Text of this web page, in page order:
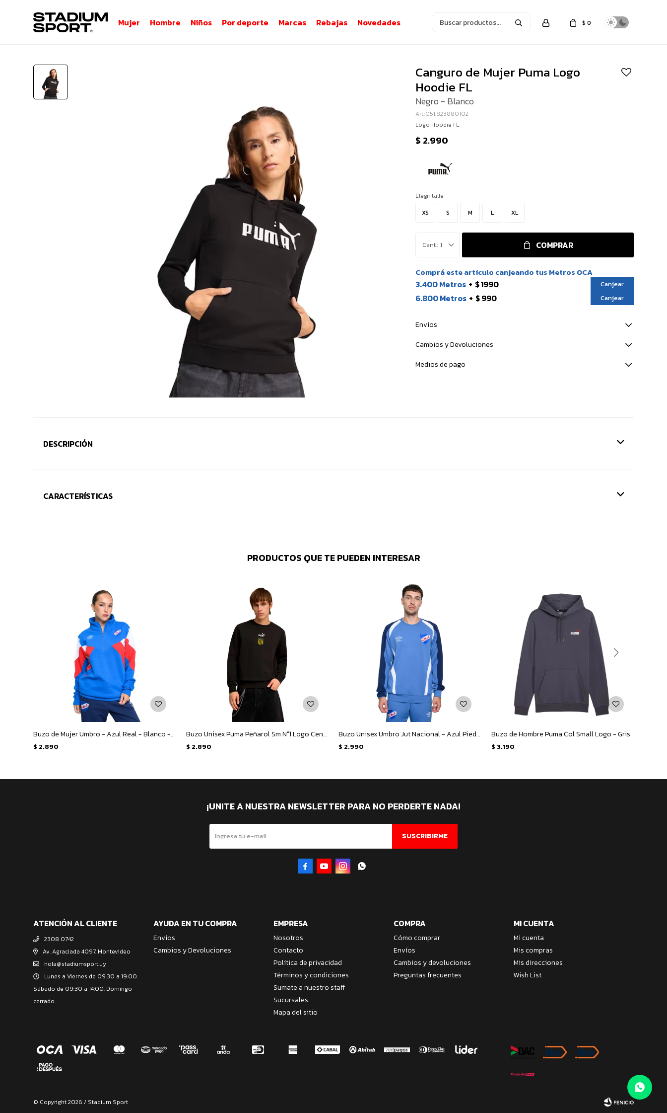
Mujer Hombre Niños Por deporte Marcas Rebajas Novedades $ 0
Canguro de Mujer Puma Logo
Hoodie FL
Negro - Blanco
051.823880102
Logo Hoodie FL
$ 2.990
Elegir talle
XS
S M L XL
1 COMPRAR
Comprá este artículo canjeando tus Metros OCA
3.400 Metros $ 1990 Canjear
6.800 Metros $ 990 Canjear
Envíos
Cambios y Devoluciones
Medios de pago
DESCRIPCIÓN
CARACTERÍSTICAS
PRODUCTOS QUE TE PUEDEN INTERESAR
Buzo de Mujer Umbro - Azul Real - Blanco - Rojo
$ 2.890
Buzo Unisex Puma Peñarol Sm N°1 Logo Centro - Negro
$ 2.890
Buzo Unisex Umbro Jut Nacional - Azul Piedra - Negro
$ 2.990
Buzo de Hombre Puma Col Small Logo - Gris
$ 3.190
ATENCIÓN AL CLIENTE
2308 0742
Av. Agraciada 4097, Montevideo
hola@stadiumsport.uy
Lunes a Viernes de 09:30 a 19:00.
Sábado de 09:30 a 14:00. Domingo
cerrado.
AYUDA EN TU COMPRA
Envíos
Cambios y Devoluciones
EMPRESA
Nosotros
Contacto
Política de privacidad
Términos y condiciones
Sumate a nuestro staff
Sucursales
Mapa del sitio
COMPRA
Cómo comprar
Envíos
Cambios y devoluciones
Preguntas frecuentes
MI CUENTA
Mi cuenta
Mis compras
Mis direcciones
Wish List
¡UNITE A NUESTRA NEWSLETTER PARA NO PERDERTE NADA!
SUSCRIBIRME
   
© Copyright 2026 / Stadium Sport